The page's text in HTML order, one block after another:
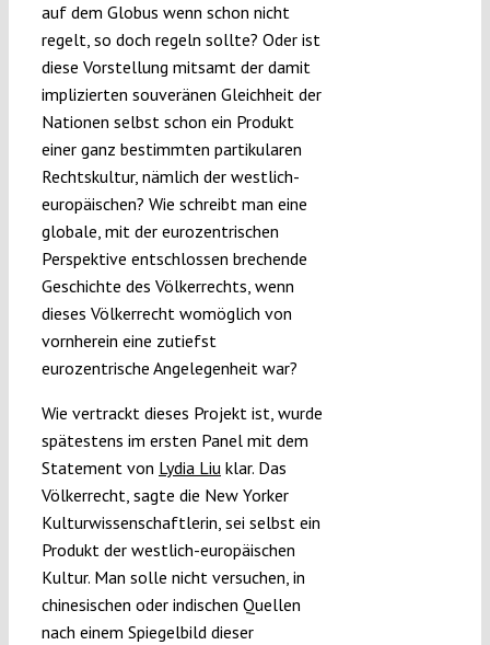
auf dem Globus wenn schon nicht
regelt, so doch regeln sollte? Oder ist
diese Vorstellung mitsamt der damit
implizierten souveränen Gleichheit der
Nationen selbst schon ein Produkt
einer ganz bestimmten partikularen
Rechtskultur, nämlich der westlich-
europäischen? Wie schreibt man eine
globale, mit der eurozentrischen
Perspektive entschlossen brechende
Geschichte des Völkerrechts, wenn
dieses Völkerrecht womöglich von
vornherein eine zutiefst
eurozentrische Angelegenheit war?
Wie vertrackt dieses Projekt ist, wurde
spätestens im ersten Panel mit dem
Statement von Lydia Liuklar. Das
Völkerrecht, sagte die New Yorker
Kulturwissenschaftlerin, sei selbst ein
Produkt der westlich-europäischen
Kultur. Man solle nicht versuchen, in
chinesischen oder indischen Quellen
nach einem Spiegelbild dieser